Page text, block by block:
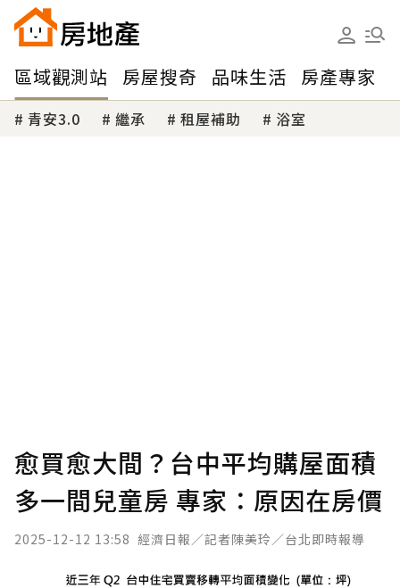
區域觀測站 房屋搜奇 品味生活 房產專家
青安3.0 繼承 租屋補助 浴室
愈買愈大間？台中平均購屋面積
多一間兒童房 專家：原因在房價
2025-12-12 13:58 經濟日報／記者陳美玲／台北即時報導